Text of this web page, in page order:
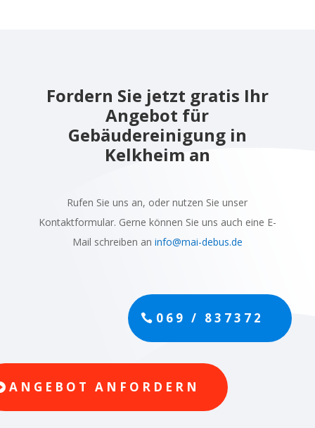
Fordern Sie jetzt gratis Ihr
Angebot für
Gebäudereinigung in
Kelkheim an
Rufen Sie uns an, oder nutzen Sie unser
Kontaktformular. Gerne können Sie uns auch eine E-
Mail schreiben an info@mai-debus.de
069 / 837372
ANGEBOT ANFORDERN